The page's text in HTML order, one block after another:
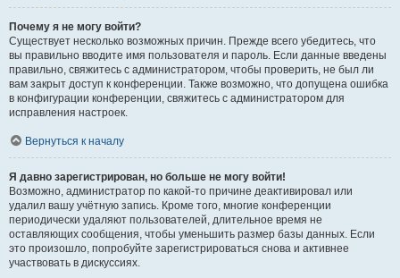
Почему я не могу войти?
Существует несколько возможных причин. Прежде всего убедитесь, что
вы правильно вводите имя пользователя и пароль. Если данные введены
правильно, свяжитесь с администратором, чтобы проверить, не был ли
вам закрыт доступ к конференции. Также возможно, что допущена ошибка
в конфигурации конференции, свяжитесь с администратором для
исправления настроек.
Вернуться к началу
Я давно зарегистрирован, но больше не могу войти!
Возможно, администратор по какой-то причине деактивировал или
удалил вашу учётную запись. Кроме того, многие конференции
периодически удаляют пользователей, длительное время не
оставляющих сообщения, чтобы уменьшить размер базы данных. Если
это произошло, попробуйте зарегистрироваться снова и активнее
участвовать в дискуссиях.